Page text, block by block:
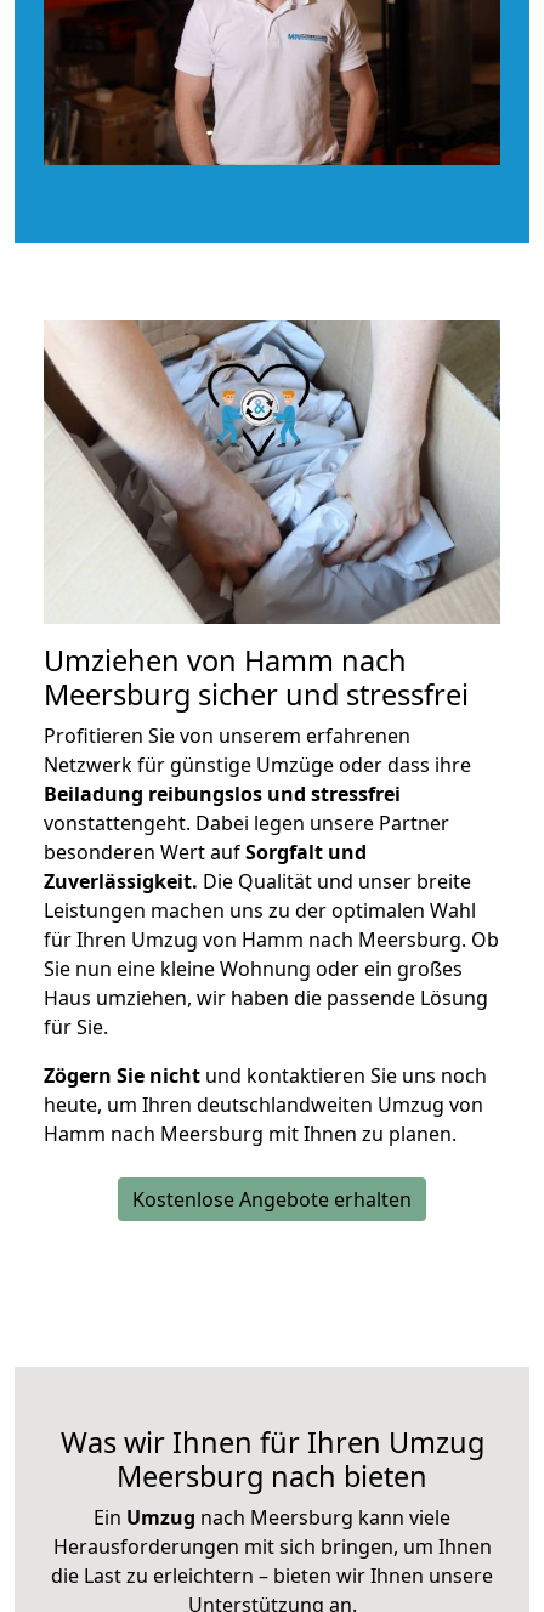
Umziehen von Hamm nach
Meersburg sicher und stressfrei
Profitieren Sie von unserem erfahrenen
Netzwerk für günstige Umzüge oder dass ihre
Beiladung reibungslos und stressfrei
vonstattengeht. Dabei legen unsere Partner
besonderen Wert aufSorgfalt und
Zuverlässigkeit. Die Qualität und unser breite
Leistungen machen uns zu der optimalen Wahl
für Ihren Umzug von Hamm nach Meersburg. Ob
Sie nun eine kleine Wohnung oder ein großes
Haus umziehen, wir haben die passende Lösung
für Sie.
Zögern Sie nicht und kontaktieren Sie uns noch
heute, um Ihren deutschlandweiten Umzug von
Hamm nach Meersburg mit Ihnen zu planen.
Kostenlose Angebote erhalten
Was wir Ihnen für Ihren Umzug
Meersburg nach bieten
Ein Umzug nach Meersburg kann viele
Herausforderungen mit sich bringen, um Ihnen
die Last zu erleichtern – bieten wir Ihnen unsere
Unterstützung an.